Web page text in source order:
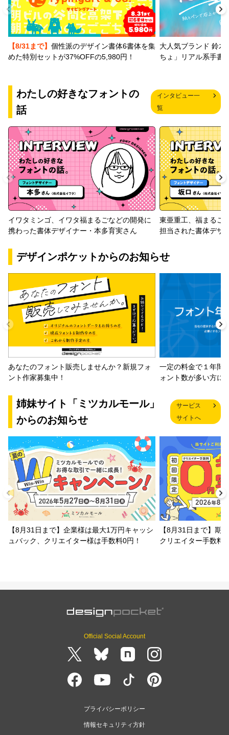
【8/31まで】 個性派のデザイン書体6書体を集
めた特別セットが37%OFFの5,980円！
大人気ブランド 鈴木
ちょ」リアル系手書
わたしの好きなフォントの
話
インタビュー一
覧
イワタミンゴ、イワタ福まるごなどの開発に
携わった書体デザイナー・本多育実さん
東亜重工、福まるご
担当された書体デザ
デザインポケットからのお知らせ
あなたのフォント販売しませんか？新規フォ
ント作家募集中！
一定の料金で１年間
ォント数が多い方に
姉妹サイト「ミツカルモール」
からのお知らせ
サービス
サイトへ
【8月31日まで】企業様は最大1万円キャッシ
ュバック、クリエイター様は手数料0円！
【8月31日まで】期
クリエイター手数料
Official Social Account
プライバシーポリシー
情報セキュリティ方針